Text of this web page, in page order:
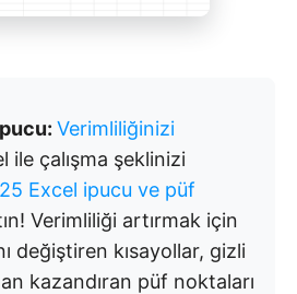
Verimliliğinizi
ile çalışma şeklinizi
Excel ipucu ve püf
Verimliliği artırmak için
değiştiren kısayollar, gizli
kazandıran püf noktaları